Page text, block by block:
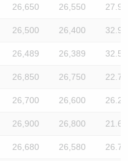
26,650 26,550 27.9
26,500 26,400 32.9
26,489 26,389 32.5
26,850 26,750 22.7
26,700 26,600 26.2
26,900 26,800 21.6
26,680 26,580 26.7